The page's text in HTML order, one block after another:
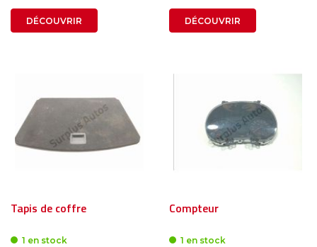
DÉCOUVRIR DÉCOUVRIR
Tapis de coffre
1 en stock
Compteur
1 en stock